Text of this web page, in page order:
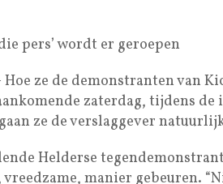
pers’ wordt er geroepen
ze de demonstranten van
zaterdag, tijdens
ze de verslaggever
Helderse
manier gebeuren.